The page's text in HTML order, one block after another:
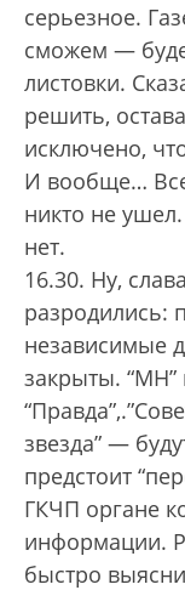
серьезное.
сможем —
листовки.
решить,
исключено,
И вообще…
никто не
нет.
16.30. Ну,
разродились:
независимые
закрыты.
звезда” —
предстоит
ГКЧП органе
информации.
быстро